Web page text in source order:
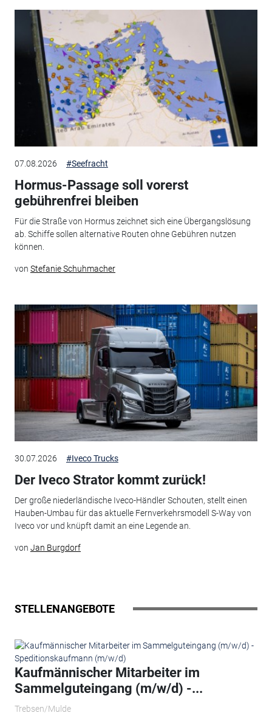
07.08.2026 #Seefracht
Hormus-Passage soll vorerst
gebührenfrei bleiben
Für die Straße von Hormus zeichnet sich eine Übergangslösung
ab. Schiffe sollen alternative Routen ohne Gebühren nutzen
können.
von Stefanie Schuhmacher
30.07.2026 #Iveco Trucks
Der Iveco Strator kommt zurück!
Der große niederländische Iveco-Händler Schouten, stellt einen
Hauben-Umbau für das aktuelle Fernverkehrsmodell S-Way von
Iveco vor und knüpft damit an eine Legende an.
von Jan Burgdorf
STELLENANGEBOTE
Kaufmännischer Mitarbeiter im
Sammelguteingang (m/w/d) -...
Trebsen/Mulde